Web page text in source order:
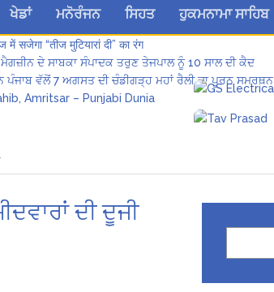
ਖੇਡਾਂ ਮਨੋਰੰਜਨ ਸਿਹਤ ਹੁਕਮਨਾਮਾ ਸਾਹਿਬ
Amritsar – Punjabi Dunia
सजेगा “तीज मुटियारां दी” का रंग
ਦੇ ਸਾਬਕਾ ਸੰਪਾਦਕ ਤਰੁਣ ਤੇਜਪਾਲ ਨੂੰ 10 ਸਾਲ ਦੀ ਕੈਦ
ਵੱਲੋਂ 7 ਅਗਸਤ ਦੀ ਚੰਡੀਗੜ੍ਹ ਮਹਾਂ ਰੈਲੀ ਦਾ ਪੂਰਨ ਸਮਰਥਨ
Amritsar – Punjabi Dunia
ਦੀ ਦੂਜੀ